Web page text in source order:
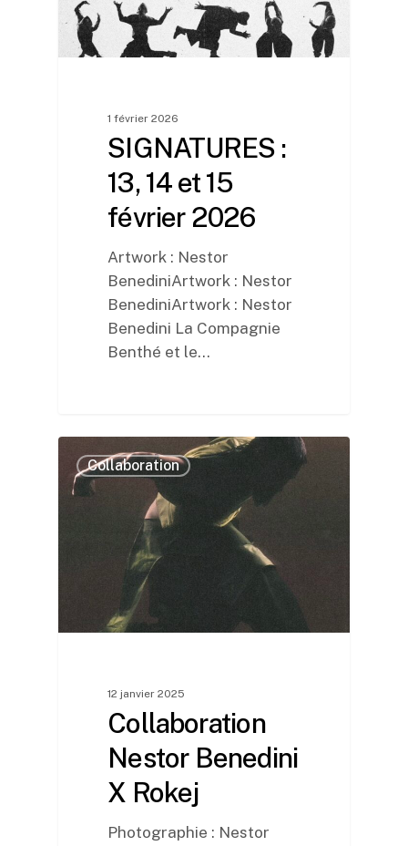
1 février 2026
SIGNATURES :
13, 14 et 15
février 2026
Artwork : Nestor
BenediniArtwork : Nestor
BenediniArtwork : Nestor
Benedini La Compagnie
Benthé et le…
Collaboration
12 janvier 2025
Collaboration
Nestor Benedini
X Rokej
Photographie : Nestor
0